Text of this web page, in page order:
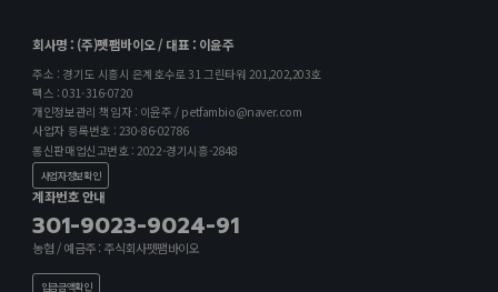
회사명 : (주)펫팸바이오 / 대표 : 이윤주
주소 : 경기도 시흥시 은계호수로 31 그린타워 201,202,203호
팩스 : 031-316-0720
개인정보관리 책임자 : 이윤주 / petfambio@naver.com
사업자 등록번호 : 230-86-02786
통신판매업신고번호 : 2022-경기시흥-2848
사업자정보확인
계좌번호 안내
301-9023-9024-91
농협 / 예금주 : 주식회사펫팸바이오
입금금액확인